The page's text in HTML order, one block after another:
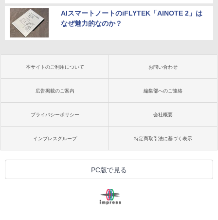
AIスマートノートのiFLYTEK「AINOTE 2」は
なぜ魅力的なのか？
本サイトのご利用について お問い合わせ
広告掲載のご案内 編集部へのご連絡
プライバシーポリシー 会社概要
インプレスグループ 特定商取引法に基づく表示
PC版で見る